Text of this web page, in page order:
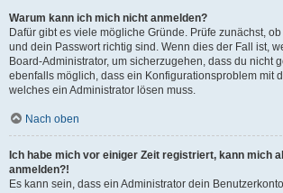
Warum kann ich mich nicht anmelden?
Dafür gibt es viele mögliche Gründe. Prüfe zunächst,
und dein Passwort richtig sind. Wenn dies der Fall ist,
Board-Administrator, um sicherzugehen, dass du nicht
ebenfalls möglich, dass ein Konfigurationsproblem mit
welches ein Administrator lösen muss.
Nach oben
Ich habe mich vor einiger Zeit registriert, kann mich
anmelden?!
Es kann sein, dass ein Administrator dein